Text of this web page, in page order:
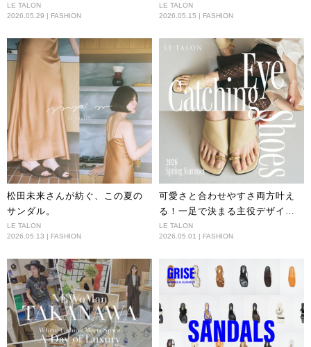
LE TALON
2026.05.29 | FASHION
ンシューズ-
LE TALON
2026.05.15 | FASHION
松田未来さんが紡ぐ、この夏の
サンダル。
LE TALON
2026.05.13 | FASHION
可愛さと合わせやすさ両方叶え
る！一足で決まる主役デザイン
シューズ
LE TALON
2026.05.01 | FASHION